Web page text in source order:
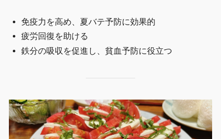
免疫力を高め、夏バテ予防に効果的
疲労回復を助ける
鉄分の吸収を促進し、貧血予防に役立つ